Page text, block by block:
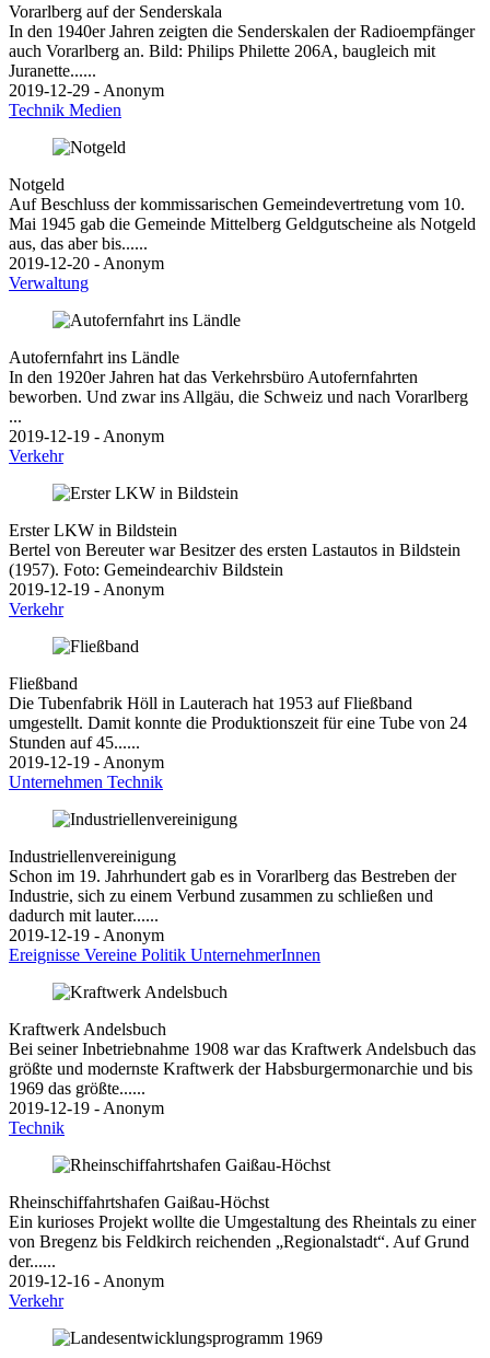
Vorarlberg auf der Senderskala
In den 1940er Jahren zeigten die Senderskalen der Radioempfänger
auch Vorarlberg an. Bild: Philips Philette 206A, baugleich mit
Juranette......
2019-12-29 - Anonym
Technik Medien
Notgeld
Auf Beschluss der kommissarischen Gemeindevertretung vom 10.
Mai 1945 gab die Gemeinde Mittelberg Geldgutscheine als Notgeld
aus, das aber bis......
2019-12-20 - Anonym
Verwaltung
Autofernfahrt ins Ländle
In den 1920er Jahren hat das Verkehrsbüro Autofernfahrten
beworben. Und zwar ins Allgäu, die Schweiz und nach Vorarlberg
...
2019-12-19 - Anonym
Verkehr
Erster LKW in Bildstein
Bertel von Bereuter war Besitzer des ersten Lastautos in Bildstein
(1957). Foto: Gemeindearchiv Bildstein
2019-12-19 - Anonym
Verkehr
Fließband
Die Tubenfabrik Höll in Lauterach hat 1953 auf Fließband
umgestellt. Damit konnte die Produktionszeit für eine Tube von 24
Stunden auf 45......
2019-12-19 - Anonym
Unternehmen Technik
Industriellenvereinigung
Schon im 19. Jahrhundert gab es in Vorarlberg das Bestreben der
Industrie, sich zu einem Verbund zusammen zu schließen und
dadurch mit lauter......
2019-12-19 - Anonym
Ereignisse Vereine Politik UnternehmerInnen
Kraftwerk Andelsbuch
Bei seiner Inbetriebnahme 1908 war das Kraftwerk Andelsbuch das
größte und modernste Kraftwerk der Habsburgermonarchie und bis
1969 das größte......
2019-12-19 - Anonym
Technik
Rheinschiffahrtshafen Gaißau-Höchst
Ein kurioses Projekt wollte die Umgestaltung des Rheintals zu einer
von Bregenz bis Feldkirch reichenden „Regionalstadt“. Auf Grund
der......
2019-12-16 - Anonym
Verkehr